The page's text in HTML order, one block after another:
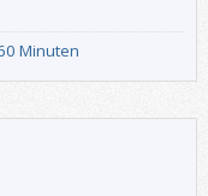
Minuten